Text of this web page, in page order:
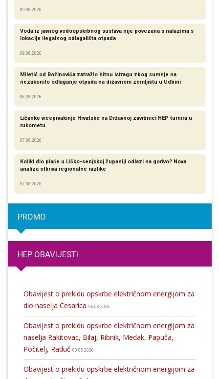
09.08.2026
Voda iz javnog vodoopskrbnog sustava nije povezana s nalazima s
lokacije ilegalnog odlagališta otpada
09.08.2026
Miletić od Božinovića zatražio hitnu istragu zbog sumnje na
nezakonito odlaganje otpada na državnom zemljištu u Udbini
08.08.2026
Ličanke viceprvakinje Hrvatske na Državnoj završnici HEP turnira u
rukometu
07.08.2026
Koliki dio plaće u Ličko-senjskoj županiji odlazi na gorivo? Nova
analiza otkriva regionalne razlike​
07.08.2026
PROMO
HEP OBAVIJESTI
Obavijest o prekidu opskrbe električnom energijom za
dio naselja Cesarica 06.08.2026
Obavijest o prekidu opskrbe električnom energijom za
naselja Rakitovac, Bilaj, Ribnik, Medak, Papuča,
Počitelj, Raduč 03.08.2026
Obavijest o prekidu opskrbe električnom energijom za